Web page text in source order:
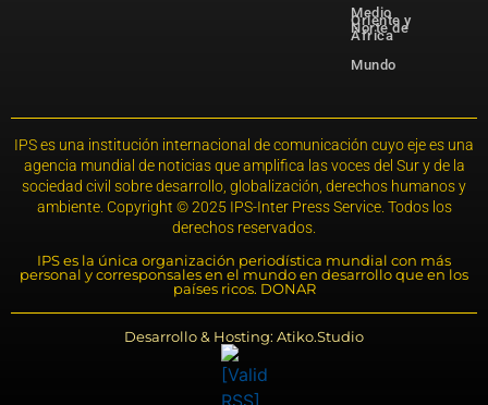
Medio
Oriente y
Norte de
África
Mundo
IPS es una institución internacional de comunicación cuyo eje es una
agencia mundial de noticias que amplifica las voces del Sur y de la
sociedad civil sobre desarrollo, globalización, derechos humanos y
ambiente. Copyright © 2025 IPS-Inter Press Service. Todos los
derechos reservados.
IPS es la única organización periodística mundial con más
personal y corresponsales en el mundo en desarrollo que en los
países ricos. DONAR
Desarrollo & Hosting: Atiko.Studio